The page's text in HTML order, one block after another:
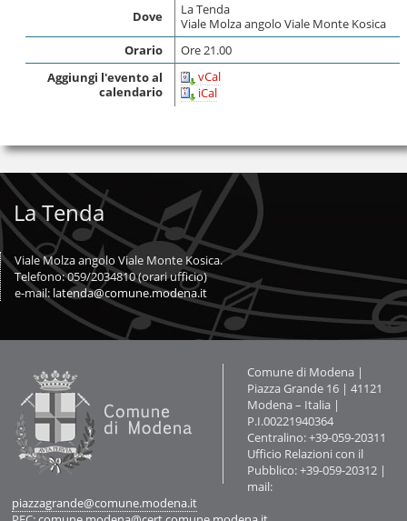
Dove
La Tenda
Viale Molza angolo Viale Monte Kosica
Orario
Ore 21.00
Aggiungi l'evento al
calendario
vCal
iCal
La Tenda
Viale Molza angolo Viale Monte Kosica.
Telefono: 059/2034810 (orari ufficio)
e-mail: latenda@comune.modena.it
Contatti
Comune di Modena |
Piazza Grande 16 | 41121
Modena – Italia |
P.I.00221940364
Centralino: +39-059-20311
Ufficio Relazioni con il
Pubblico: +39-059-20312 |
mail:
piazzagrande@comune.modena.it